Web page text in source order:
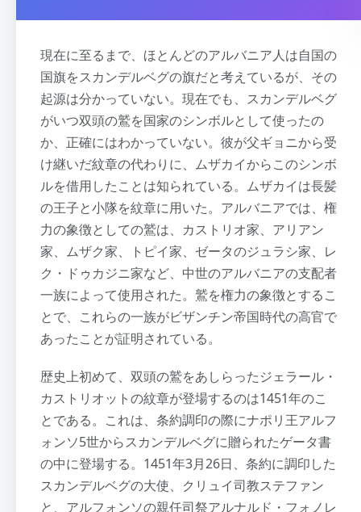
現在に至るまで、ほとんどのアルバニア人は自国の
国旗をスカンデルベグの旗だと考えているが、その
起源は分かっていない。現在でも、スカンデルベグ
がいつ双頭の鷲を国家のシンボルとして使ったの
か、正確にはわかっていない。彼が父ギョニから受
け継いだ紋章の代わりに、ムザカイからこのシンボ
ルを借用したことは知られている。ムザカイは長髪
の王子と小隊を紋章に用いた。アルバニアでは、権
力の象徴としての鷲は、カストリオ家、アリアン
家、ムザク家、トピイ家、ゼータのジュラシ家、レ
ク・ドゥカジニ家など、中世のアルバニアの支配者
一族によって使用された。鷲を権力の象徴とするこ
とで、これらの一族がビザンチン帝国時代の高官で
あったことが証明されている。
歴史上初めて、双頭の鷲をあしらったジェラール・
カストリオットの紋章が登場するのは1451年のこ
とである。これは、条約調印の際にナポリ王アルフ
ォンソ5世からスカンデルベグに贈られたゲータ書
の中に登場する。1451年3月26日、条約に調印した
スカンデルベグの大使、クリュイ司教ステファン
と、アルフォンソの親任司祭アルナルド・フォノレ